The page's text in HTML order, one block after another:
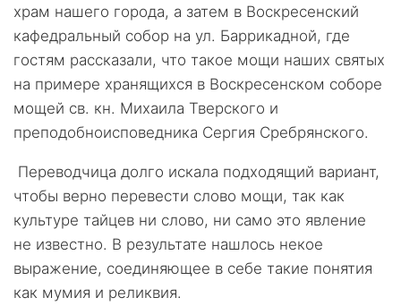
храм нашего города, а затем в Воскресенский
кафедральный собор на ул. Баррикадной, где
гостям рассказали, что такое мощи наших святых
на примере хранящихся в Воскресенском соборе
мощей св. кн. Михаила Тверского и
преподобноисповедника Сергия Сребрянского.
Переводчица долго искала подходящий вариант,
чтобы верно перевести слово мощи, так как
культуре тайцев ни слово, ни само это явление
не известно. В результате нашлось некое
выражение, соединяющее в себе такие понятия
как мумия и реликвия.